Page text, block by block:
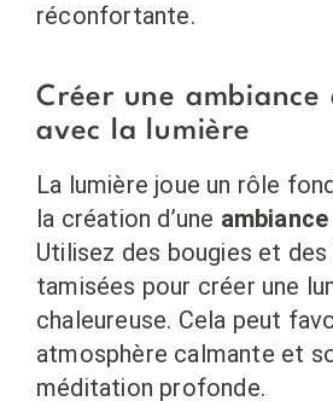
réconfortante.
Créer une ambiance
avec la lumière
La lumière joue un rôle
la création d’une
Utilisez des bougies et
tamisées pour créer une
chaleureuse. Cela peut
atmosphère calmante et
méditation profonde.